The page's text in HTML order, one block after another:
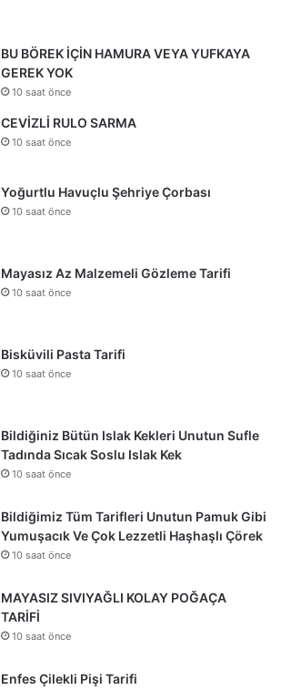
BU BÖREK İÇİN HAMURA VEYA YUFKAYA
GEREK YOK
10 saat önce
CEVİZLİ RULO SARMA
10 saat önce
Yoğurtlu Havuçlu Şehriye Çorbası
10 saat önce
Mayasız Az Malzemeli Gözleme Tarifi
10 saat önce
Bisküvili Pasta Tarifi
10 saat önce
Bildiğiniz Bütün Islak Kekleri Unutun Sufle
Tadında Sıcak Soslu Islak Kek
10 saat önce
Bildiğimiz Tüm Tarifleri Unutun Pamuk Gibi
Yumuşacık Ve Çok Lezzetli Haşhaşlı Çörek
10 saat önce
MAYASIZ SIVIYAĞLI KOLAY POĞAÇA
TARİFİ
10 saat önce
Enfes Çilekli Pişi Tarifi